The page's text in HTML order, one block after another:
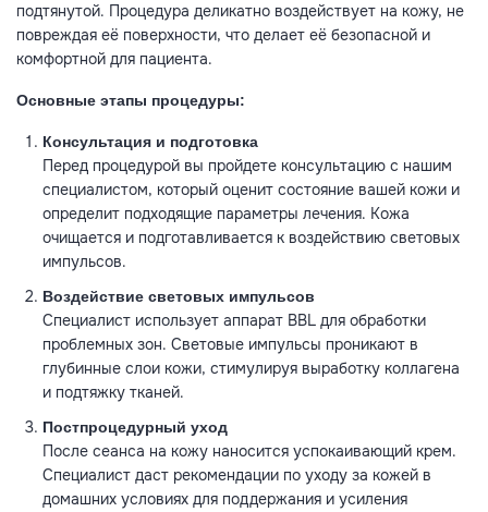
подтянутой. Процедура деликатно воздействует на кожу, не
повреждая её поверхности, что делает её безопасной и
комфортной для пациента.
Основные этапы процедуры:
Консультация и подготовка
Перед процедурой вы пройдете консультацию с нашим
специалистом, который оценит состояние вашей кожи и
определит подходящие параметры лечения. Кожа
очищается и подготавливается к воздействию световых
импульсов.
Воздействие световых импульсов
Специалист использует аппарат BBL для обработки
проблемных зон. Световые импульсы проникают в
глубинные слои кожи, стимулируя выработку коллагена
и подтяжку тканей.
Постпроцедурный уход
После сеанса на кожу наносится успокаивающий крем.
Специалист даст рекомендации по уходу за кожей в
домашних условиях для поддержания и усиления